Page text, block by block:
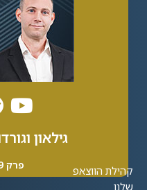
גילאון
פרק 89| 34:05